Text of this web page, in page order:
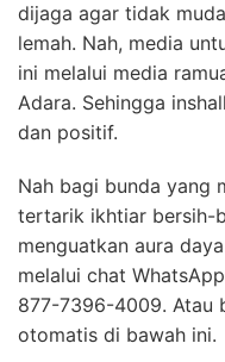
dijaga agar tidak
lemah. Nah, media
ini melalui media
Adara. Sehingga
dan positif.
Nah bagi bunda yang
tertarik ikhtiar bersih-
menguatkan aura
melalui chat
877-7396-4009. Atau
otomatis di bawah ini.